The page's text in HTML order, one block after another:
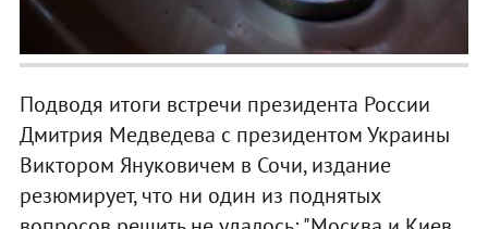
Подводя итоги встречи президента России
Дмитрия Медведева с президентом Украины
Виктором Януковичем в Сочи, издание
резюмирует, что ни один из поднятых